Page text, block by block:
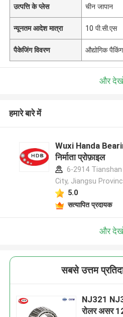
उत्पत्ति के प्लेस चीन जापान
न्यूनतम आदेश मात्रा 10 पी.सी.एस
पैकेजिंग विवरण औद्योगिक
और
हमारे बारे में
Wuxi Handa
निर्माता प्रोफ़ाइल
6-2914 Tianshan
City, Jiangsu
5.0
सत्यापित प्रदायक
और
सबसे उत्तम
NJ321
रोलर असर